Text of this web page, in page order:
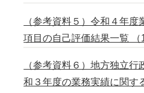
（参考資料５）令和４年
項目の自己評価結果一覧 （
（参考資料６）地方独立
和３年度の業務実績に関す